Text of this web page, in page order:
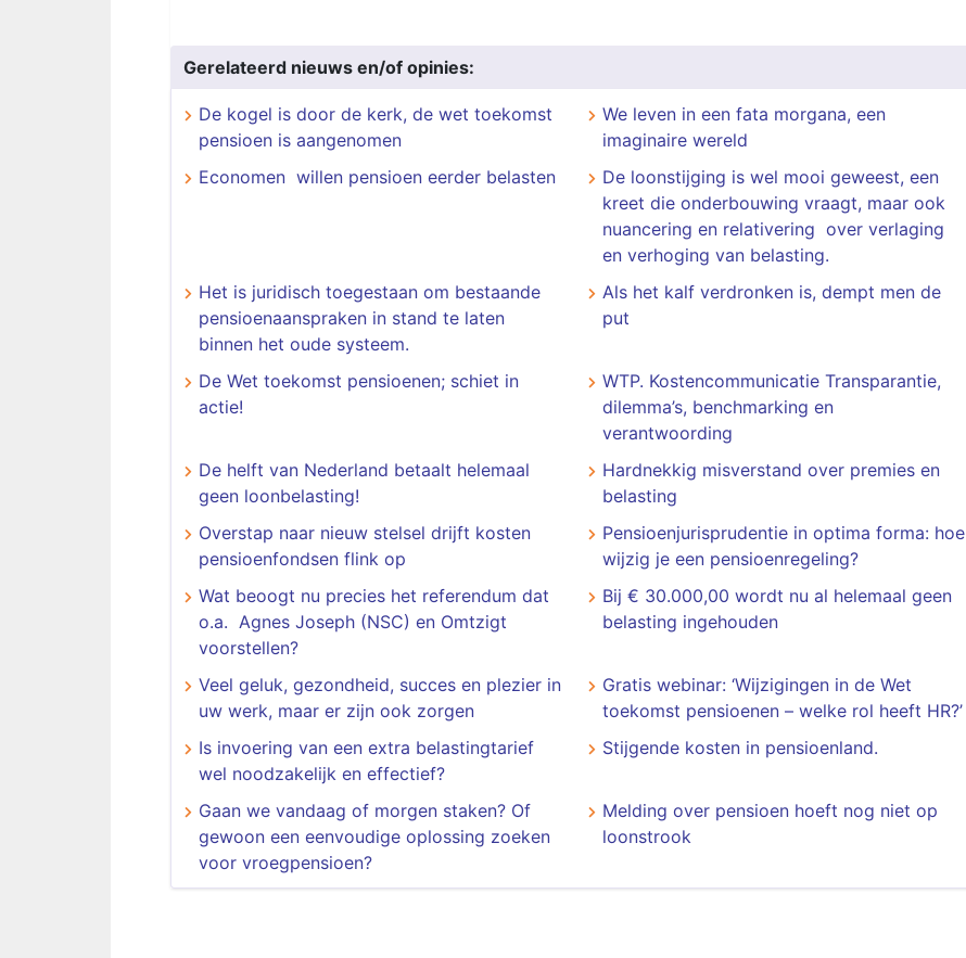
Gerelateerd nieuws en/of opinies:
De kogel is door de kerk, de wet toekomst
pensioen is aangenomen
We leven in een fata morgana, een
imaginaire wereld
Economen willen pensioen eerder belasten
De loonstijging is wel mooi geweest, een
kreet die onderbouwing vraagt, maar ook
nuancering en relativering over verlaging
en verhoging van belasting.
Het is juridisch toegestaan om bestaande
pensioenaanspraken in stand te laten
binnen het oude systeem.
Als het kalf verdronken is, dempt men de
put
De Wet toekomst pensioenen; schiet in
actie!
WTP. Kostencommunicatie Transparantie,
dilemma’s, benchmarking en
verantwoording
De helft van Nederland betaalt helemaal
geen loonbelasting!
Hardnekkig misverstand over premies en
belasting
Overstap naar nieuw stelsel drijft kosten
pensioenfondsen flink op
​​​​​​​Pensioenjurisprudentie in optima forma: hoe
wijzig je een pensioenregeling?
Wat beoogt nu precies het referendum dat
o.a. Agnes Joseph (NSC) en Omtzigt
voorstellen?
Bij € 30.000,00 wordt nu al helemaal geen
belasting ingehouden
Veel geluk, gezondheid, succes en plezier in
uw werk, maar er zijn ook zorgen
Gratis webinar: ‘Wijzigingen in de Wet
toekomst pensioenen – welke rol heeft HR?’
Is invoering van een extra belastingtarief
wel noodzakelijk en effectief?
Stijgende kosten in pensioenland.
Gaan we vandaag of morgen staken? Of
gewoon een eenvoudige oplossing zoeken
voor vroegpensioen?
Melding over pensioen hoeft nog niet op
loonstrook